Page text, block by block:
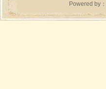
Powered by：